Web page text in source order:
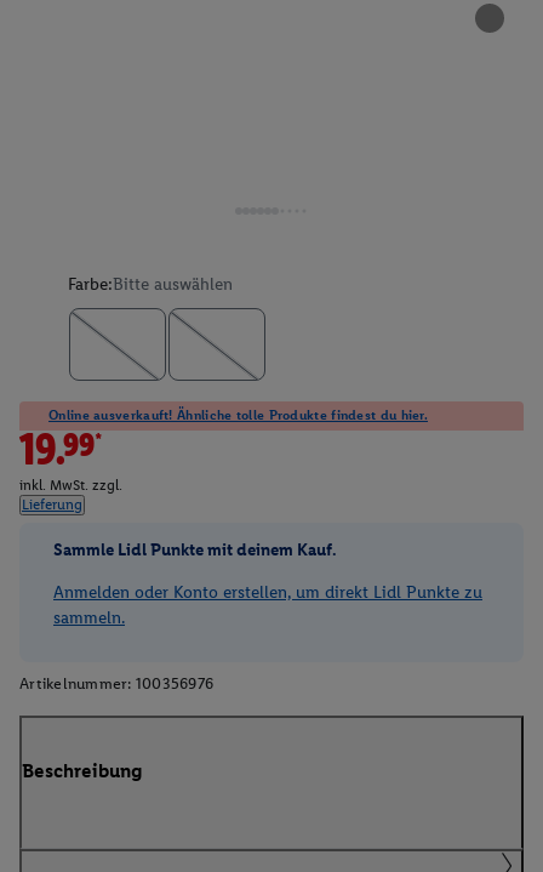
Farbe:Bitte auswählen
Online ausverkauft! Ähnliche tolle Produkte findest du hier.
19.99*
inkl. MwSt. zzgl.
Lieferung
Sammle Lidl Punkte mit deinem Kauf.
Anmelden oder Konto erstellen, um direkt Lidl Punkte zu
sammeln.
Artikelnummer: 100356976
Beschreibung